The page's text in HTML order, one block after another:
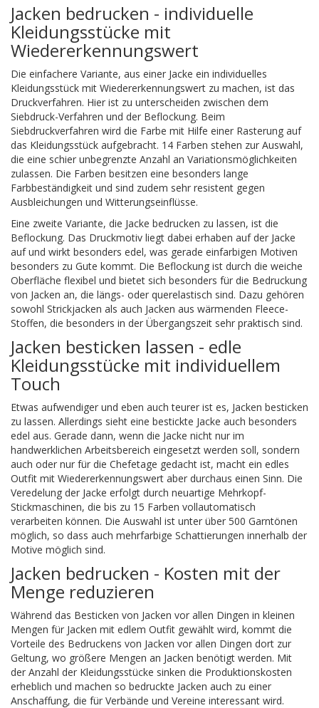
Jacken bedrucken - individuelle
Kleidungsstücke mit
Wiedererkennungswert
Die einfachere Variante, aus einer Jacke ein individuelles
Kleidungsstück mit Wiedererkennungswert zu machen, ist das
Druckverfahren. Hier ist zu unterscheiden zwischen dem
Siebdruck-Verfahren und der Beflockung. Beim
Siebdruckverfahren wird die Farbe mit Hilfe einer Rasterung auf
das Kleidungsstück aufgebracht. 14 Farben stehen zur Auswahl,
die eine schier unbegrenzte Anzahl an Variationsmöglichkeiten
zulassen. Die Farben besitzen eine besonders lange
Farbbeständigkeit und sind zudem sehr resistent gegen
Ausbleichungen und Witterungseinflüsse.
Eine zweite Variante, die Jacke bedrucken zu lassen, ist die
Beflockung. Das Druckmotiv liegt dabei erhaben auf der Jacke
auf und wirkt besonders edel, was gerade einfarbigen Motiven
besonders zu Gute kommt. Die Beflockung ist durch die weiche
Oberfläche flexibel und bietet sich besonders für die Bedruckung
von Jacken an, die längs- oder querelastisch sind. Dazu gehören
sowohl Strickjacken als auch Jacken aus wärmenden Fleece-
Stoffen, die besonders in der Übergangszeit sehr praktisch sind.
Jacken besticken lassen - edle
Kleidungsstücke mit individuellem
Touch
Etwas aufwendiger und eben auch teurer ist es, Jacken besticken
zu lassen. Allerdings sieht eine bestickte Jacke auch besonders
edel aus. Gerade dann, wenn die Jacke nicht nur im
handwerklichen Arbeitsbereich eingesetzt werden soll, sondern
auch oder nur für die Chefetage gedacht ist, macht ein edles
Outfit mit Wiedererkennungswert aber durchaus einen Sinn. Die
Veredelung der Jacke erfolgt durch neuartige Mehrkopf-
Stickmaschinen, die bis zu 15 Farben vollautomatisch
verarbeiten können. Die Auswahl ist unter über 500 Garntönen
möglich, so dass auch mehrfarbige Schattierungen innerhalb der
Motive möglich sind.
Jacken bedrucken - Kosten mit der
Menge reduzieren
Während das Besticken von Jacken vor allen Dingen in kleinen
Mengen für Jacken mit edlem Outfit gewählt wird, kommt die
Vorteile des Bedruckens von Jacken vor allen Dingen dort zur
Geltung, wo größere Mengen an Jacken benötigt werden. Mit
der Anzahl der Kleidungsstücke sinken die Produktionskosten
erheblich und machen so bedruckte Jacken auch zu einer
Anschaffung, die für Verbände und Vereine interessant wird.